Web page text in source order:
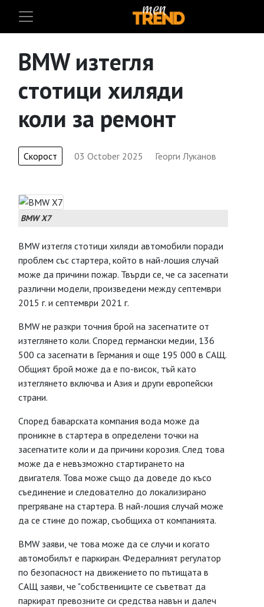
BMW изтегля
стотици хиляди
коли за ремонт
Скорост 03 October 2025 Георги Луканов
BMW X7
BMW изтегля стотици хиляди автомобили поради
проблем със стартера, който в най-лошия случай
може да причини пожар. Твърди се, че са засегнати
различни модели, произведени между септември
2015 г. и септември 2021 г.
BMW не разкри точния брой на засегнатите от
изтеглянето коли. Според германски медии, 136
500 са засегнати в Германия и още 195 000 в САЩ.
Общият брой може да е по-висок, тъй като
изтеглянето включва и Азия и други европейски
страни.
Според баварската компания вода може да
проникне в стартера в определени точки на
засегнатите коли и да причини корозия. След това
може да е невъзможно стартирането на
двигателя. Това може също да доведе до късо
съединение и следователно до локализирано
прегряване на стартера. В най-лошия случай може
да се стине до пожар, съобщиха от компанията.
BMW заяви, че това може да се случи и когато
автомобилът е паркиран. Федералният регулатор
по безопасност на движението по пътищата в
САЩ заяви, че "собствениците се съветват да
паркират превозните си средства навън и далеч